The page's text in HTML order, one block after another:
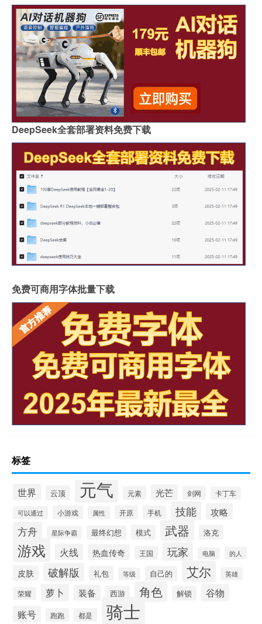
DeepSeek全套部署资料免费下载
免费可商用字体批量下载
标签
世界 云顶 元气 元素 光芒 剑网 卡丁车
可以通过 小游戏 属性 开原 手机 技能 攻略
方舟 星际争霸 最终幻想 模式 武器 洛克
游戏 火线 热血传奇 王国 玩家 电脑 的人
皮肤 破解版 礼包 等级 自己的 艾尔 英雄
荣耀 萝卜 装备 西游 角色 解锁 谷物
账号 跑跑 都是 骑士